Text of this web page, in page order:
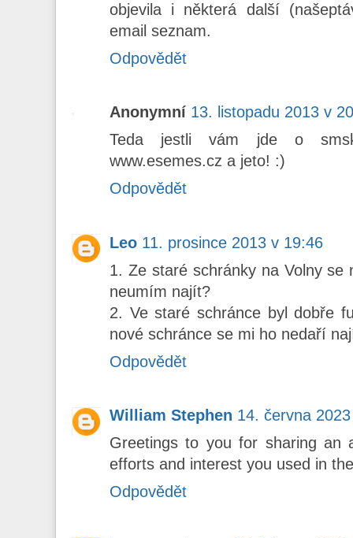
objevila i některá další
email seznam.
Odpovědět
Anonymní 13. listopadu 2013 v
Teda jestli vám jde o
www.esemes.cz a jeto! :)
Odpovědět
Leo 11. prosince 2013 v 19:46
1. Ze staré schránky na Volny se
neumím najít?
2. Ve staré schránce byl dobře
nové schránce se mi ho nedaří
Odpovědět
William Stephen 14. června
Greetings to you for sharing an
efforts and interest you used in
Odpovědět